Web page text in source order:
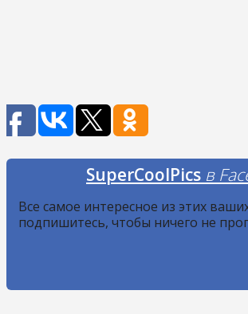
SuperCoolPics в
Все самое интересное из этих
подпишитесь, чтобы ничего не